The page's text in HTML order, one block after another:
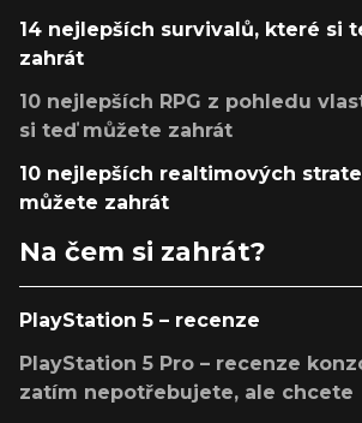
14 nejlepších survivalů, které si
zahrát
10 nejlepších RPG z pohledu
si teď můžete zahrát
10 nejlepších realtimových
můžete zahrát
Na čem si zahrát?
PlayStation 5 – recenze
PlayStation 5 Pro – recenze
zatím nepotřebujete, ale chcete